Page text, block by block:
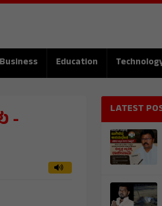
Business Education
- LATEST